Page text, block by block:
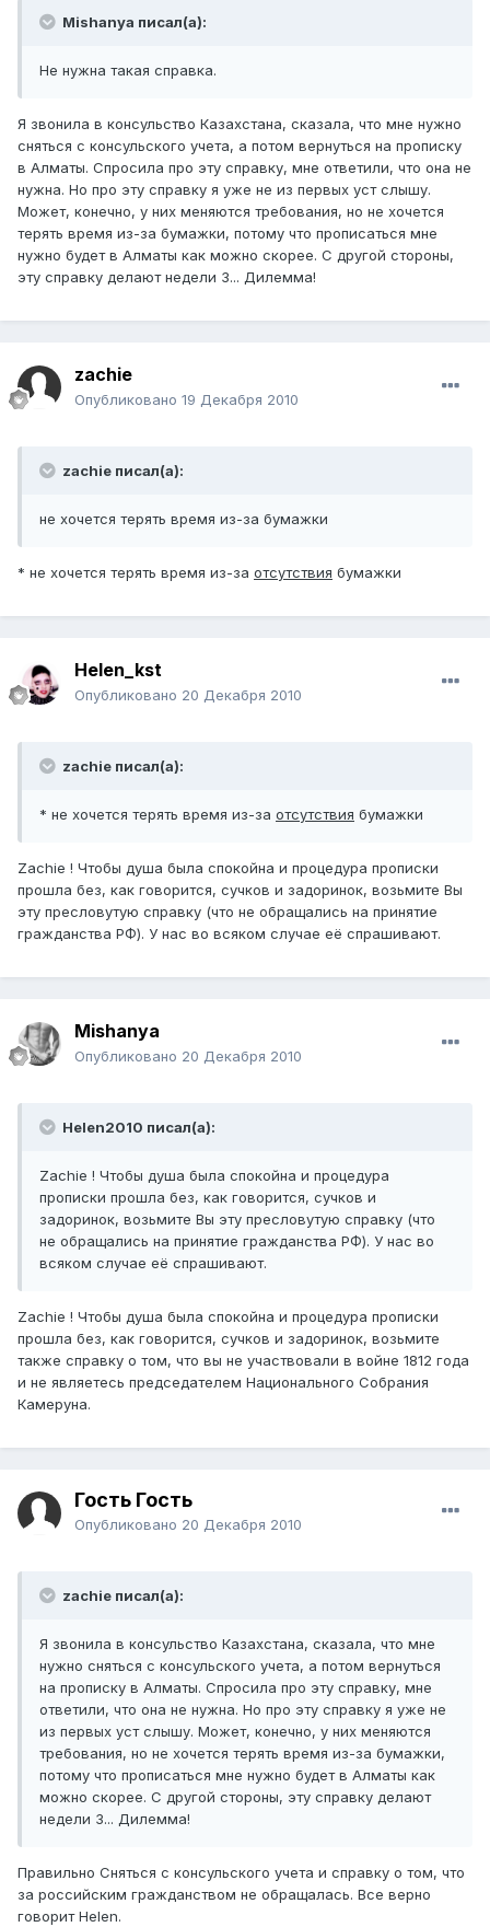
Mishanya писал(а):
Не нужна такая справка.
Я звонила в консульство Казахстана, сказала, что мне нужно
сняться с консульского учета, а потом вернуться на прописку
в Алматы. Спросила про эту справку, мне ответили, что она не
нужна. Но про эту справку я уже не из первых уст слышу.
Может, конечно, у них меняются требования, но не хочется
терять время из-за бумажки, потому что прописаться мне
нужно будет в Алматы как можно скорее. С другой стороны,
эту справку делают недели 3... Дилемма!
zachie
Опубликовано 19 Декабря 2010
zachie писал(а):
не хочется терять время из-за бумажки
* не хочется терять время из-за отсутствия бумажки
Helen_kst
Опубликовано 20 Декабря 2010
zachie писал(а):
* не хочется терять время из-за отсутствия бумажки
Zachie ! Чтобы душа была спокойна и процедура прописки
прошла без, как говорится, сучков и задоринок, возьмите Вы
эту пресловутую справку (что не обращались на принятие
гражданства РФ). У нас во всяком случае её спрашивают.
Mishanya
Опубликовано 20 Декабря 2010
Helen2010 писал(а):
Zachie ! Чтобы душа была спокойна и процедура
прописки прошла без, как говорится, сучков и
задоринок, возьмите Вы эту пресловутую справку (что
не обращались на принятие гражданства РФ). У нас во
всяком случае её спрашивают.
Zachie ! Чтобы душа была спокойна и процедура прописки
прошла без, как говорится, сучков и задоринок, возьмите
также справку о том, что вы не участвовали в войне 1812 года
и не являетесь председателем Национального Собрания
Камеруна.
Гость Гость
Опубликовано 20 Декабря 2010
zachie писал(а):
Я звонила в консульство Казахстана, сказала, что мне
нужно сняться с консульского учета, а потом вернуться
на прописку в Алматы. Спросила про эту справку, мне
ответили, что она не нужна. Но про эту справку я уже не
из первых уст слышу. Может, конечно, у них меняются
требования, но не хочется терять время из-за бумажки,
потому что прописаться мне нужно будет в Алматы как
можно скорее. С другой стороны, эту справку делают
недели 3... Дилемма!
Правильно Сняться с консульского учета и справку о том, что
за российским гражданством не обращалась. Все верно
говорит Helen.